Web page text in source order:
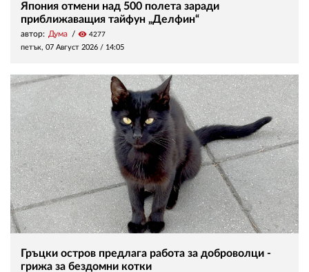
Япония отмени над 500 полета заради
приближаващия тайфун „Делфин“
автор: Дума visibility 4277
петък, 07 Август 2026 / 14:05
Гръцки остров предлага работа за доброволци -
грижа за бездомни котки